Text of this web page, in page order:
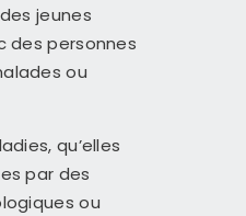
jeunes
des personnes
ou
qu’elles
par des
ou